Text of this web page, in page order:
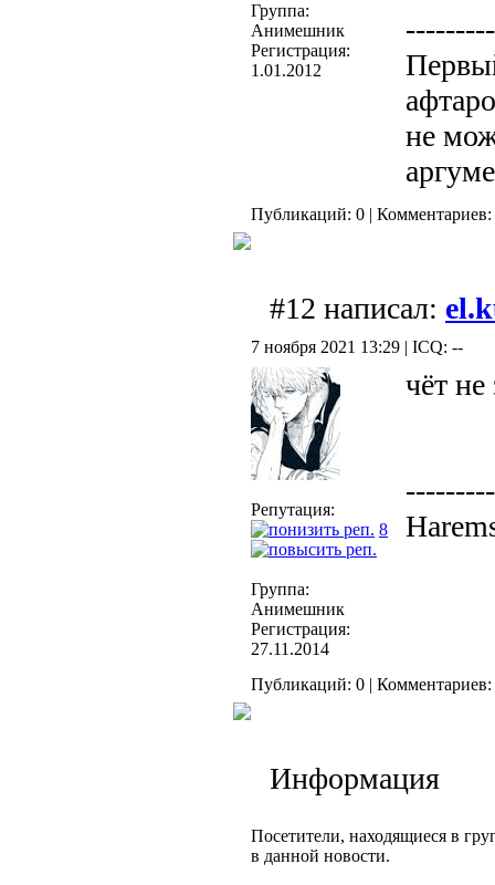
Группа:
Анимешник
Регистрация:
1.01.2012
не
Публикаций: 0 | Комментариев:
#12 написал:
7 ноября 2021 13:29 | ICQ: --
Репутация:
8
Группа:
Анимешник
Регистрация:
27.11.2014
чёт
Публикаций: 0 | Комментариев:
Информация
Посетители, находящиеся в
в данной новости.